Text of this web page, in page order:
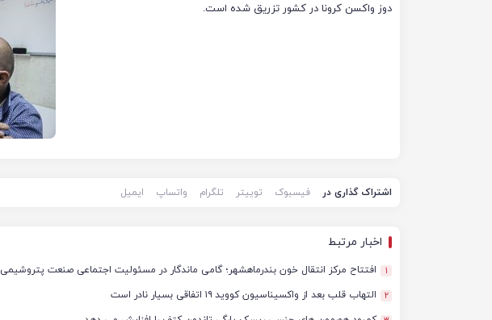
دوز واکسن کرونا در کشور تزریق شده است.
اشتراک گذاری در فیسبوک توییتر تلگرام واتساپ ایمیل
اخبار مرتبط
1 افتتاح مرکز انتقال خون بندرماهشهر؛ گامی ماندگار در مسئولیت اجتماعی صنعت پتروشیمی
2 التهاب قلب بعد از واکسیناسیون کووید ۱۹ اتفاقی بسیار نادر است